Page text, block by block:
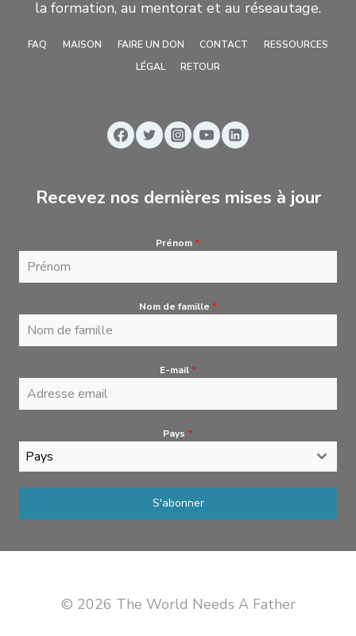
la formation, au mentorat et au réseautage.
FAQ MAISON FAIRE UN DON CONTACT
RESSOURCES
LÉGAL
RETOUR
Recevez nos dernières mises à jour
Prénom *
Nom de famille *
E-mail *
Pays *
Pays
S'abonner
© 2026 The World Needs A Father